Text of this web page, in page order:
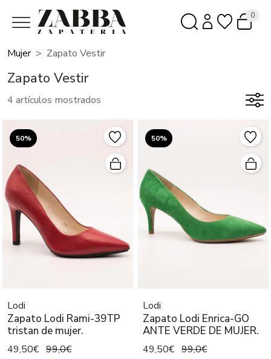
0
Mujer Zapato Vestir
Zapato Vestir
4 artículos mostrados
50%
Lodi
Zapato Lodi Rami-39TP
tristan de mujer.
49,50€ 99,0€
50%
Lodi
Zapato Lodi Enrica-GO
ANTE VERDE DE MUJER.
49,50€ 99,0€